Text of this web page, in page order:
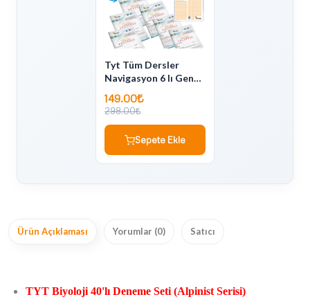
Tyt Tüm Dersler
Navigasyon 6 lı Genel
(Müfredata Uygun-
ÖSYM Ayarında)
149.00₺
298.00₺
Sepete Ekle
Ürün Açıklaması Yorumlar (0) Satıcı
TYT Biyoloji 40'lı Deneme Seti (Alpinist Serisi)